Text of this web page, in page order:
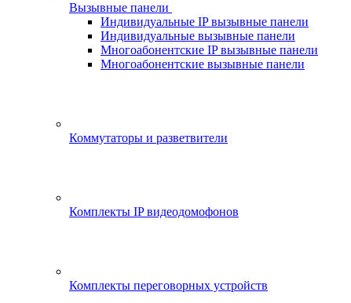
Вызывные панели
Индивидуальные IP вызывные панели
Индивидуальные вызывные панели
Многоабонентские IP вызывные панели
Многоабонентские вызывные панели
Коммутаторы и разветвители
Комплекты IP видеодомофонов
Комплекты переговорных устройств